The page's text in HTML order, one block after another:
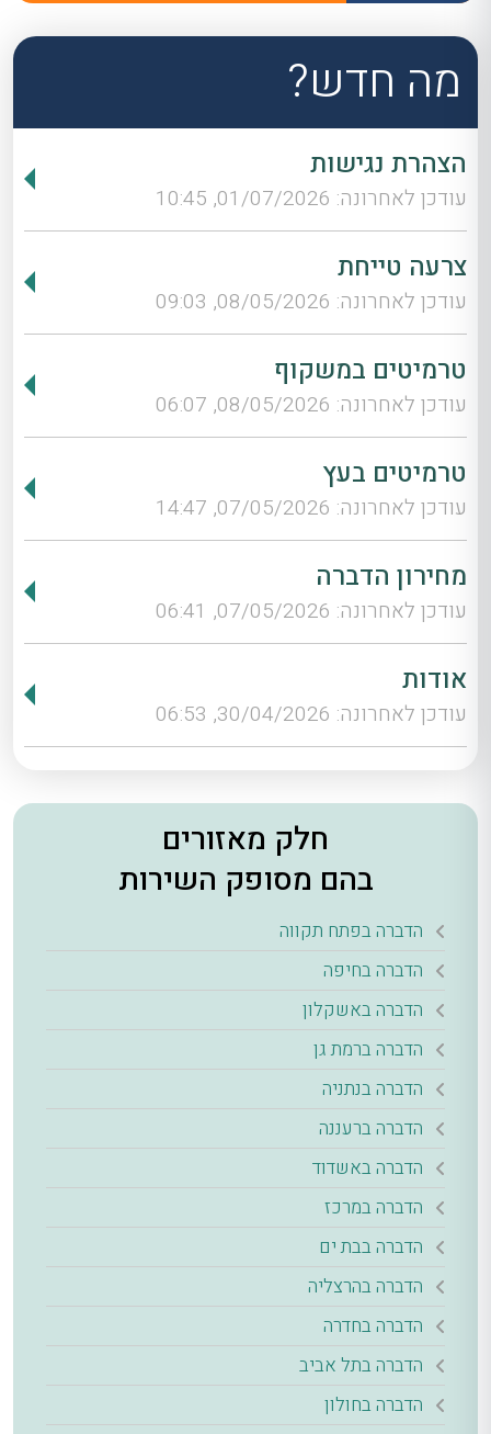
מה חדש?
הצהרת נגישות
עודכן לאחרונה: 01/07/2026, 10:45
צרעה טייחת
עודכן לאחרונה: 08/05/2026, 09:03
טרמיטים במשקוף
עודכן לאחרונה: 08/05/2026, 06:07
טרמיטים בעץ
עודכן לאחרונה: 07/05/2026, 14:47
מחירון הדברה
עודכן לאחרונה: 07/05/2026, 06:41
אודות
עודכן לאחרונה: 30/04/2026, 06:53
חלק מאזורים
בהם מסופק השירות
הדברה בפתח תקווה
הדברה בחיפה
הדברה באשקלון
הדברה ברמת גן
הדברה בנתניה
הדברה ברעננה
הדברה באשדוד
הדברה במרכז
הדברה בבת ים
הדברה בהרצליה
הדברה בחדרה
הדברה בתל אביב
הדברה בחולון